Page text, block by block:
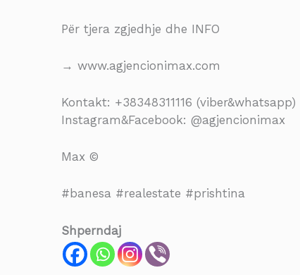
Për tjera zgjedhje dhe INFO
→ www.agjencionimax.com
Kontakt: +38348311116 (viber&whatsapp)
Instagram&Facebook: @agjencionimax
Max ©
#banesa #realestate #prishtina
Shperndaj